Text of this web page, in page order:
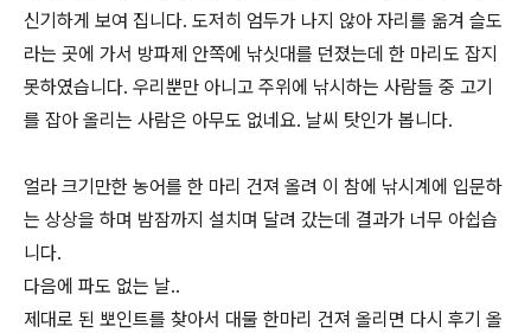
신기하게 보여 집니다. 도저히 엄두가 나지 않아 자리를 옮겨 슬도
라는 곳에 가서 방파제 안쪽에 낚싯대를 던졌는데 한 마리도 잡지
못하였습니다. 우리뿐만 아니고 주위에 낚시하는 사람들 중 고기
를 잡아 올리는 사람은 아무도 없네요. 날씨 탓인가 봅니다.
얼라 크기만한 농어를 한 마리 건져 올려 이 참에 낚시계에 입문하
는 상상을 하며 밤잠까지 설치며 달려 갔는데 결과가 너무 아쉽습
니다.
다음에 파도 없는 날..
제대로 된 뽀인트를 찾아서 대물 한마리 건져 올리면 다시 후기 올